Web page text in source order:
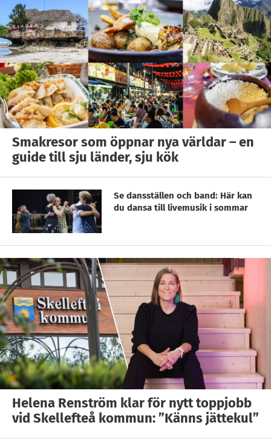
Smakresor som öppnar nya världar – en
guide till sju länder, sju kök
Se dansställen och band: Här kan
du dansa till livemusik i sommar
Helena Renström klar för nytt toppjobb
vid Skellefteå kommun: ”Känns jättekul”